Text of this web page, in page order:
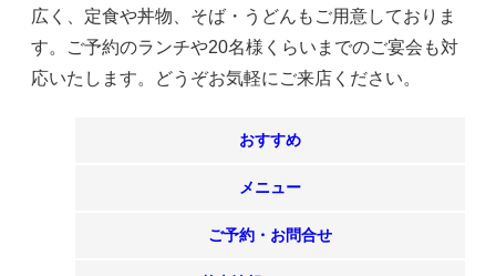
広く、定食や丼物、そば・うどんもご用意しておりま
す。ご予約のランチや20名様くらいまでのご宴会も対
応いたします。どうぞお気軽にご来店ください。
おすすめ
メニュー
ご予約・お問合せ